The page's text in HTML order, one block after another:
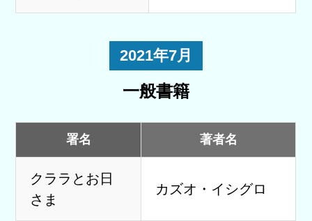
2021年7月
一般書籍
署名 著者名
クララとお日
さま
カズオ・イシグロ